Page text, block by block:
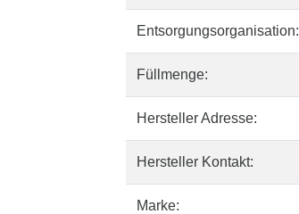
Entsorgungsorganisation:
Füllmenge:
Hersteller Adresse:
Hersteller Kontakt:
Marke: